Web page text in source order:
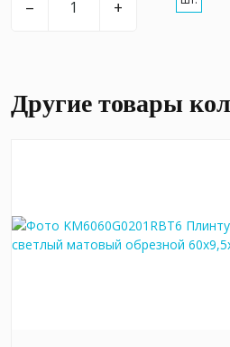
– +
Другие товары